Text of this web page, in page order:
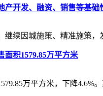
产开发、融资、销售等基础
继续因城施策、精准施策
面积1579.85万平方米
万平方米，下降4.6%